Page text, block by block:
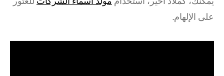
على الإلهام.